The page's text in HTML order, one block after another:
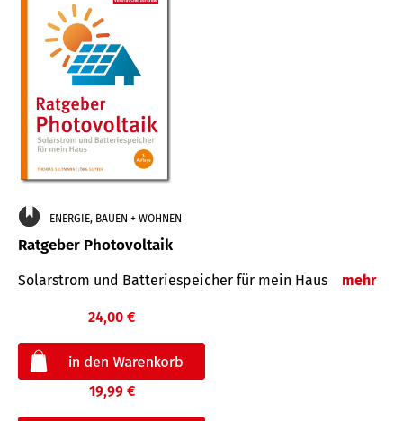
ENERGIE, BAUEN + WOHNEN
Ratgeber Photovoltaik
Solarstrom und Batteriespeicher für mein Haus mehr
24,00 €
19,99 €